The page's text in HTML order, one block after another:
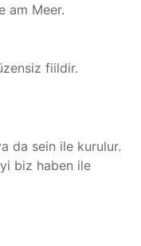
am Meer.
fiildir.
da sein ile kurulur.
biz haben ile